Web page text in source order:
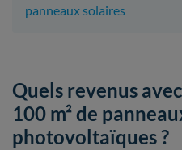
panneaux solaires
Quels revenus
100 m² de
photovoltaïques ?